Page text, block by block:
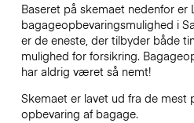
Baseret på skemaet nedenfor
bagageopbevaringsmulighed i
er de eneste, der tilbyder både
mulighed for forsikring.
har aldrig været så nemt!
Skemaet er lavet ud fra de
opbevaring af bagage.